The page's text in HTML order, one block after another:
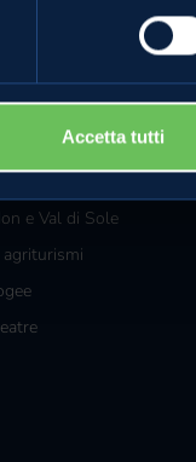
Accetta tutti
grande distribuzione
Melinda
e Val di Sole